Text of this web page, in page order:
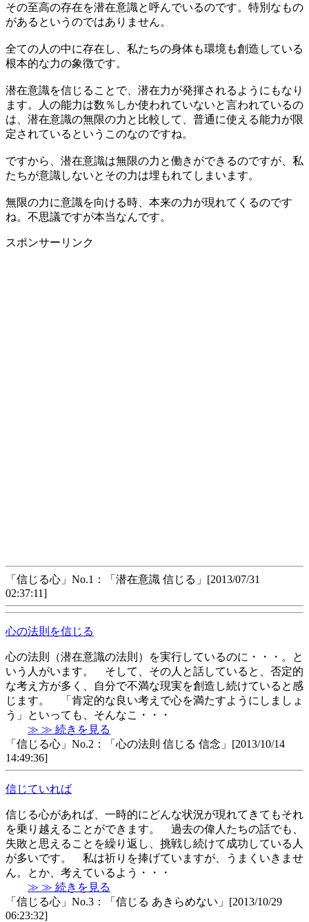
その至高の存在を潜在意識と呼んでいるのです。特別なもの
があるというのではありません。
全ての人の中に存在し、私たちの身体も環境も創造している
根本的な力の象徴です。
潜在意識を信じることで、潜在力が発揮されるようにもなり
ます。人の能力は数％しか使われていないと言われているの
は、潜在意識の無限の力と比較して、普通に使える能力が限
定されているというこのなのですね。
ですから、潜在意識は無限の力と働きができるのですが、私
たちが意識しないとその力は埋もれてしまいます。
無限の力に意識を向ける時、本来の力が現れてくるのです
ね。不思議ですが本当なんです。
スポンサーリンク
「信じる心」No.1：「潜在意識 信じる」[2013/07/31
02:37:11]
心の法則を信じる
心の法則（潜在意識の法則）を実行しているのに・・・。と
いう人がいます。 そして、その人と話していると、否定的
な考え方が多く、自分で不満な現実を創造し続けていると感
じます。 「肯定的な良い考えで心を満たすようにしましょ
う」といっても、そんなこ・・・
≫ ≫ 続きを見る
「信じる心」No.2：「心の法則 信じる 信念」[2013/10/14
14:49:36]
信じていれば
信じる心があれば、一時的にどんな状況が現れてきてもそれ
を乗り越えることができます。 過去の偉人たちの話でも、
失敗と思えることを繰り返し、挑戦し続けて成功している人
が多いです。 私は祈りを捧げていますが、うまくいきませ
ん。とか、考えているよう・・・
≫ ≫ 続きを見る
「信じる心」No.3：「信じる あきらめない」[2013/10/29
06:23:32]